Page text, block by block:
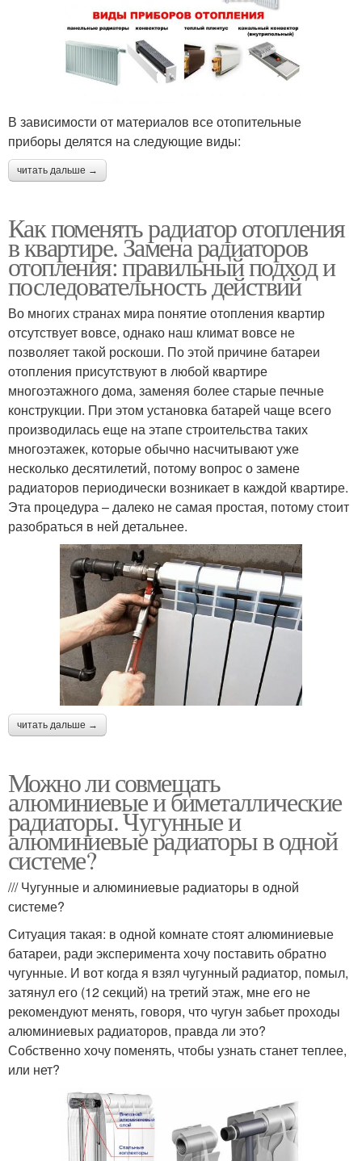
В зависимости от материалов все отопительные
приборы делятся на следующие виды:
читать дальше →
Как поменять радиатор отопления
в квартире. Замена радиаторов
отопления: правильный подход и
последовательность действий
Во многих странах мира понятие отопления квартир
отсутствует вовсе, однако наш климат вовсе не
позволяет такой роскоши. По этой причине батареи
отопления присутствуют в любой квартире
многоэтажного дома, заменяя более старые печные
конструкции. При этом установка батарей чаще всего
производилась еще на этапе строительства таких
многоэтажек, которые обычно насчитывают уже
несколько десятилетий, потому вопрос о замене
радиаторов периодически возникает в каждой квартире.
Эта процедура – далеко не самая простая, потому стоит
разобраться в ней детальнее.
читать дальше →
Можно ли совмещать
алюминиевые и биметаллические
радиаторы. Чугунные и
алюминиевые радиаторы в одной
системе?
/// Чугунные и алюминиевые радиаторы в одной
системе?
Ситуация такая: в одной комнате стоят алюминиевые
батареи, ради эксперимента хочу поставить обратно
чугунные. И вот когда я взял чугунный радиатор, помыл,
затянул его (12 секций) на третий этаж, мне его не
рекомендуют менять, говоря, что чугун забьет проходы
алюминиевых радиаторов, правда ли это?
Собственно хочу поменять, чтобы узнать станет теплее,
или нет?